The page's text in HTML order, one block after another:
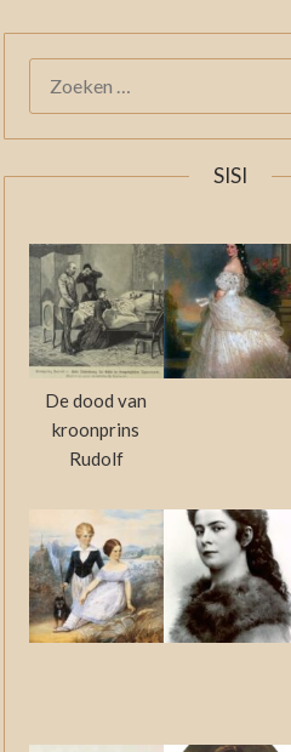
NAAR:
SISI
De dood van
kroonprins
Rudolf